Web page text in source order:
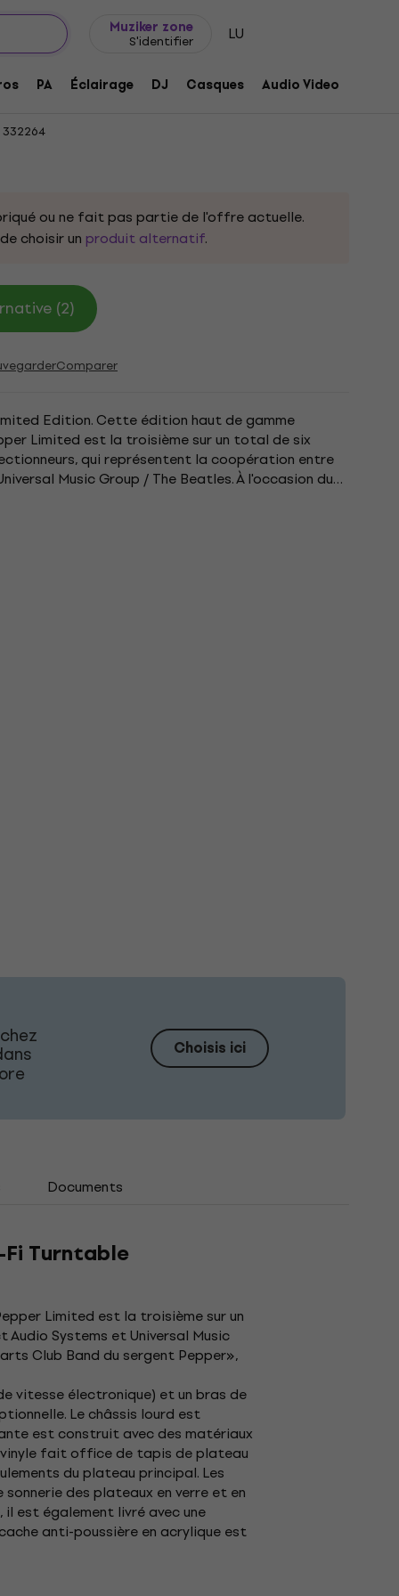
Muziker zone
S'identifier LU
PA Éclairage DJ Casques Audio Video
Sgt. Pepper Limited Edition 2M
332264
ou ne fait pas partie de l'offre actuelle.
choisir un produit alternatif.
(2)
Comparer
Edition. Cette édition haut de gamme
Limited est la troisième sur un total de six
qui représentent la coopération entre
Music Group / The Beatles. À l'occasion du
Choisis ici
Documents
Turntable
Limited est la troisième sur un
Systems et Universal Music
Club Band du sergent Pepper»,
vitesse électronique) et un bras de
Le châssis lourd est
est construit avec des matériaux
vinyle fait office de tapis de plateau
du plateau principal. Les
des plateaux en verre et en
il est également livré avec une
anti-poussière en acrylique est